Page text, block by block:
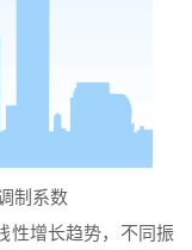
制系数
性增长趋势，不同振